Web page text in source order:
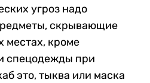
угроз надо
скрывающие
местах, кроме
спецодежды при
это, тыква или маска